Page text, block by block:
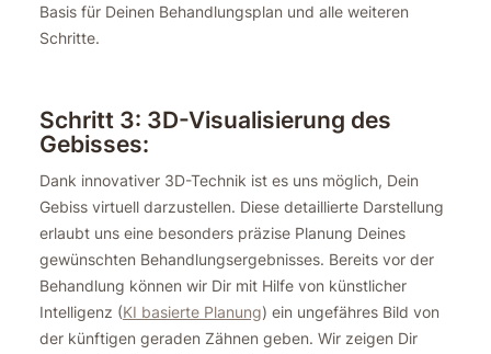
Basis für Deinen Behandlungsplan und alle weiteren
Schritte.
Schritt 3: 3D-Visualisierung des
Gebisses:
Dank innovativer 3D-Technik ist es uns möglich, Dein
Gebiss virtuell darzustellen. Diese detaillierte Darstellung
erlaubt uns eine besonders präzise Planung Deines
gewünschten Behandlungsergebnisses. Bereits vor der
Behandlung können wir Dir mit Hilfe von künstlicher
Intelligenz (KI basierte Planung) ein ungefähres Bild von
der künftigen geraden Zähnen geben. Wir zeigen Dir